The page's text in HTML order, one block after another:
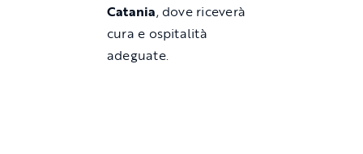
Catania, dove riceverà
cura e ospitalità
adeguate.